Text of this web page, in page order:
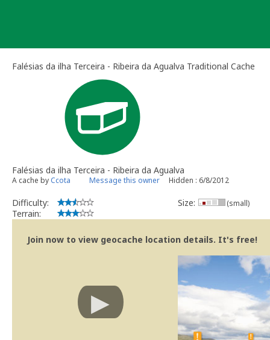
Falésias da ilha Terceira - Ribeira da Agualva Traditional Cache
Falésias da ilha Terceira - Ribeira da Agualva
A cache by Ccota Message this owner Hidden : 6/8/2012
Difficulty:
Terrain:
Size: (small)
Join now to view geocache location details. It's free!